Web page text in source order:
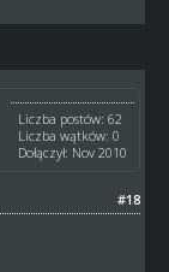
Liczba postów: 62
Liczba wątków: 0
Dołączył: Nov 2010
#18